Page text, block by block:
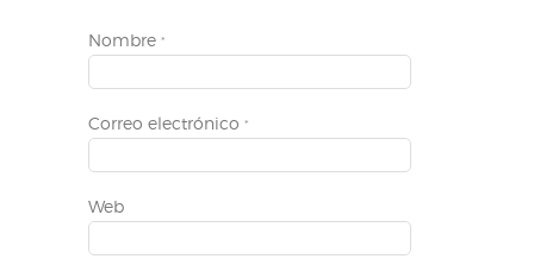
Nombre *
Correo electrónico *
Web